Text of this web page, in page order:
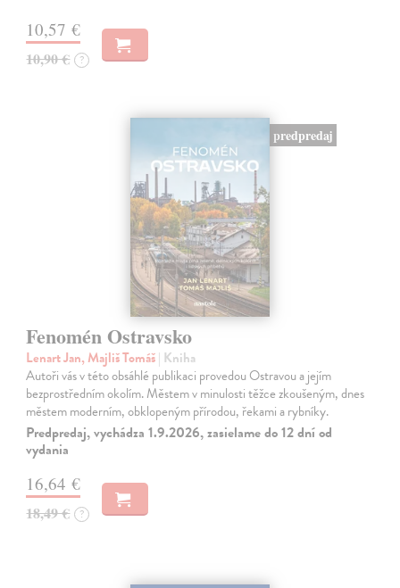
10,57 €
10,90 € ?
predpredaj
Fenomén Ostravsko
Lenart Jan, Majliš Tomáš| Kniha
Autoři vás v této obsáhlé publikaci provedou Ostravou a jejím
bezprostředním okolím. Městem v minulosti těžce zkoušeným, dnes
městem moderním, obklopeným přírodou, řekami a rybníky.
Predpredaj, vychádza 1.9.2026, zasielame do 12 dní od
vydania
16,64 €
18,49 € ?